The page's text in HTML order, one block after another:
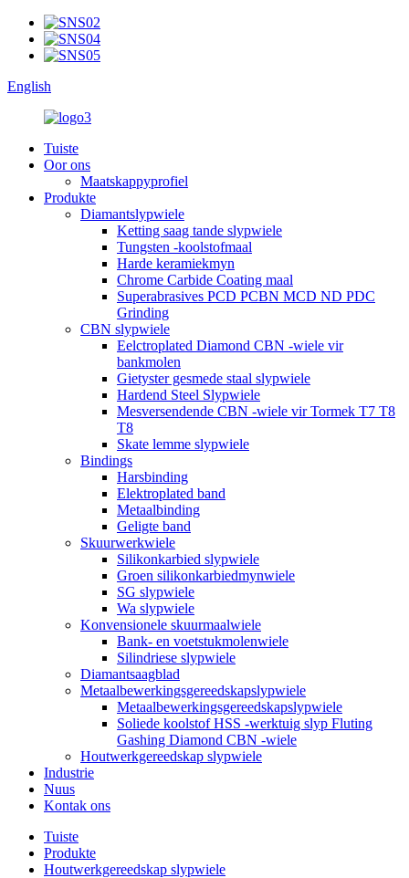
English
Tuiste
Oor ons
Maatskappyprofiel
Produkte
Diamantslypwiele
Ketting saag tande slypwiele
Tungsten -koolstofmaal
Harde keramiekmyn
Chrome Carbide Coating maal
Superabrasives PCD PCBN MCD ND PDC
Grinding
CBN slypwiele
Eelctroplated Diamond CBN -wiele vir
bankmolen
Gietyster gesmede staal slypwiele
Hardend Steel Slypwiele
Mesversendende CBN -wiele vir Tormek T7 T8
T8
Skate lemme slypwiele
Bindings
Harsbinding
Elektroplated band
Metaalbinding
Geligte band
Skuurwerkwiele
Silikonkarbied slypwiele
Groen silikonkarbiedmynwiele
SG slypwiele
Wa slypwiele
Konvensionele skuurmaalwiele
Bank- en voetstukmolenwiele
Silindriese slypwiele
Diamantsaagblad
Metaalbewerkingsgereedskapslypwiele
Metaalbewerkingsgereedskapslypwiele
Soliede koolstof HSS -werktuig slyp Fluting
Gashing Diamond CBN -wiele
Houtwerkgereedskap slypwiele
Industrie
Nuus
Kontak ons
Tuiste
Produkte
Houtwerkgereedskap slypwiele